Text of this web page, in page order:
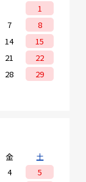
1
7
8
14
15
21
22
28
29
金
土
4
5